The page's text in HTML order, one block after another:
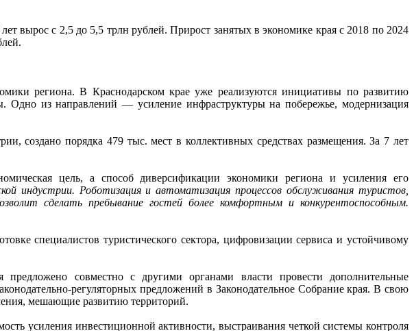
вырос с 2,5 до 5,5 трлн рублей. Прирост занятых в экономике края с 2018 по 2024
региона. В Краснодарском крае уже реализуются инициативы по развитию
Одно из направлений — усиление инфраструктуры на побережье, модернизация
создано порядка 479 тыс. мест в коллективных средствах размещения. За 7 лет
цель, а способ диверсификации экономики региона и усиления его
Роботизация и автоматизация процессов обслуживания туристов,
сделать пребывание гостей более комфортным и конкурентоспособным.
специалистов туристического сектора, цифровизации сервиса и устойчивому
предложено совместно с другими органами власти провести дополнительные
регуляторных предложений в Законодательное Собрание края. В свою
мешающие развитию территорий.
усиления инвестиционной активности, выстраивания четкой системы контроля